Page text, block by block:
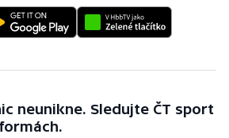
neunikne. Sledujte ČT sport